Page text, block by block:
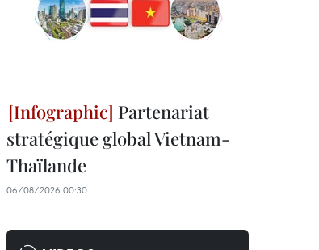
Partenariat
stratégique global Vietnam-
Thaïlande
06/08/2026 00:30